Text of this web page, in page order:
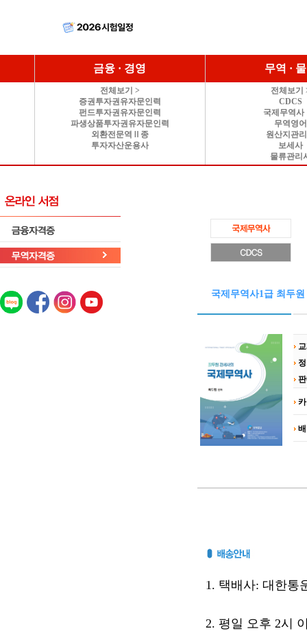
금융 · 경영
전체보기 >
증권투자권유자문인력
펀드투자권유자문인력
파생상품투자권유자문인력
외환전문역Ⅱ종
투자자산운용사
무역 ·
전체보기
CDCS
국제무역사
무역영어
원산지관
보세사
물류관리
국제무역사1급 최두
1. 택배사: 대한통
2. 평일 오후 2시